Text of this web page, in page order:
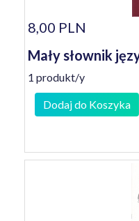
8,00 PLN
Mały słownik
1 produkt/y
Dodaj do Koszyka